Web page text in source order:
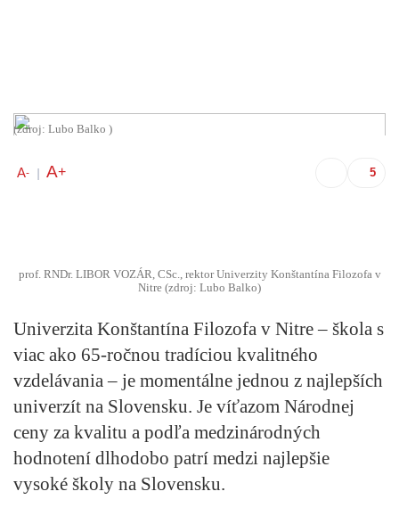
(zdroj: Lubo Balko )
A- A+
prof. RNDr. LIBOR VOZÁR, CSc., rektor Univerzity Konštantína Filozofa v
Nitre (zdroj: Lubo Balko)
Univerzita Konštantína Filozofa v Nitre – škola s
viac ako 65-ročnou tradíciou kvalitného
vzdelávania – je momentálne jednou z najlepších
univerzít na Slovensku. Je víťazom Národnej
ceny za kvalitu a podľa medzinárodných
hodnotení dlhodobo patrí medzi najlepšie
vysoké školy na Slovensku.